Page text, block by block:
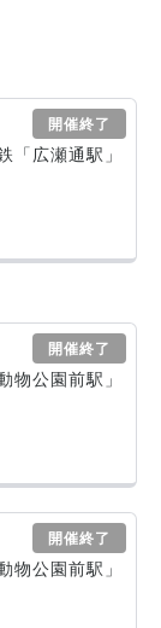
開催終了
「広瀬通駅」
開催終了
物公園前駅」
開催終了
物公園前駅」